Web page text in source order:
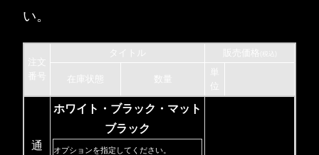
い。
注文
番号
タイトル 販売価格 (税込)
在庫状態 数量
通
ホワイト・ブラック・マット
ブラック
オプションを指定してください。